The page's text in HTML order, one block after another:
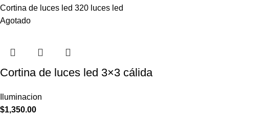
Cortina de luces led 320 luces led
Agotado
Cortina de luces led 3×3 cálida
Iluminacion
$1,350.00